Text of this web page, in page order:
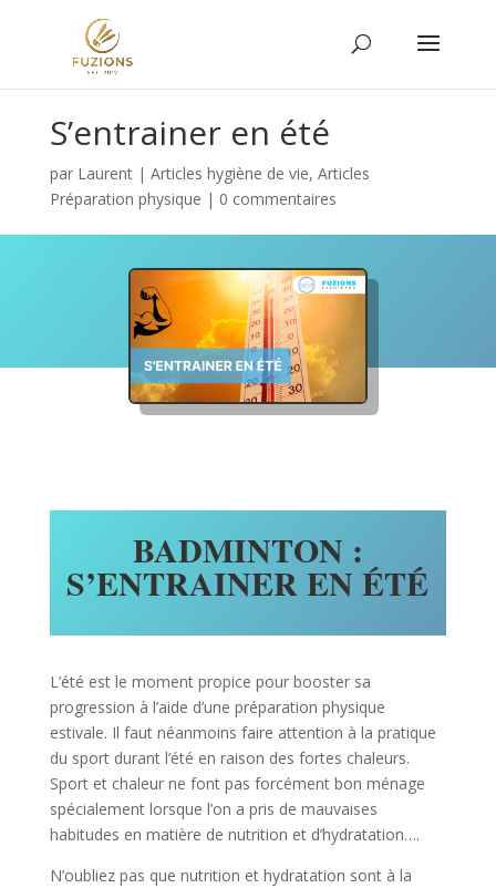
S’entrainer en été
par Laurent| Articles hygiène de vie, Articles
Préparation physique | 0 commentaires
BADMINTON :
S’ENTRAINER EN ÉTÉ
L’été est le moment propice pour booster sa
progression à l’aide d’une préparation physique
estivale. Il faut néanmoins faire attention à la pratique
du sport durant l’été en raison des fortes chaleurs.
Sport et chaleur ne font pas forcément bon ménage
spécialement lorsque l’on a pris de mauvaises
habitudes en matière de nutrition et d’hydratation….
N’oubliez pas que nutrition et hydratation sont à la